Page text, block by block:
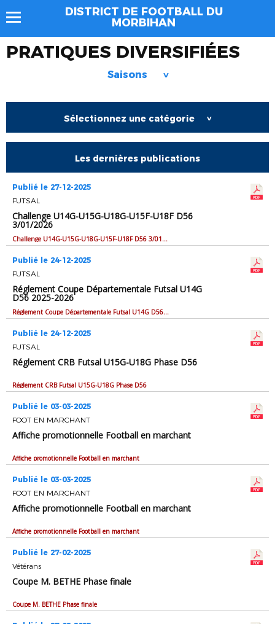
DISTRICT DE FOOTBALL DU
MORBIHAN
PRATIQUES DIVERSIFIÉES
Saisons >
Sélectionnez une catégorie >
Les dernières publications
Publié le 27-12-2025
FUTSAL
Challenge U14G-U15G-U18G-U15F-U18F D56
3/01/2026
Challenge U14G-U15G-U18G-U15F-U18F D56 3/01/2026
Publié le 24-12-2025
FUTSAL
Réglement Coupe Départementale Futsal U14G
D56 2025-2026
Réglement Coupe Départementale Futsal U14G D56 2025-2026
Publié le 24-12-2025
FUTSAL
Réglement CRB Futsal U15G-U18G Phase D56
Réglement CRB Futsal U15G-U18G Phase D56
Publié le 03-03-2025
FOOT EN MARCHANT
Affiche promotionnelle Football en marchant
Affiche promotionnelle Football en marchant
Publié le 03-03-2025
FOOT EN MARCHANT
Affiche promotionnelle Football en marchant
Affiche promotionnelle Football en marchant
Publié le 27-02-2025
Vétérans
Coupe M. BETHE Phase finale
Coupe M. BETHE Phase finale